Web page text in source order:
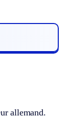
allemand.